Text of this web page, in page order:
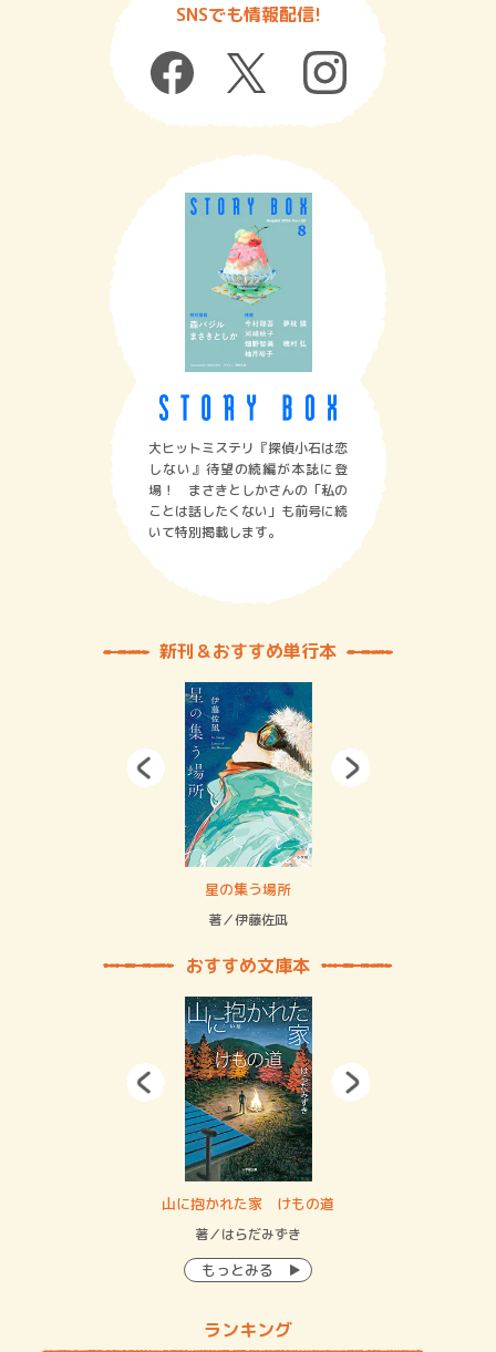
SNSでも情報配信!
大ヒットミステリ『探偵小石は恋
しない』待望の続編が本誌に登
場！ まさきとしかさんの「私の
ことは話したくない」も前号に続
いて特別掲載します。
新刊＆おすすめ単行本
星の集う場所
著／伊藤佐凪
おすすめ文庫本
山に抱かれた家 けもの道
著／はらだみずき
もっとみる
ランキング